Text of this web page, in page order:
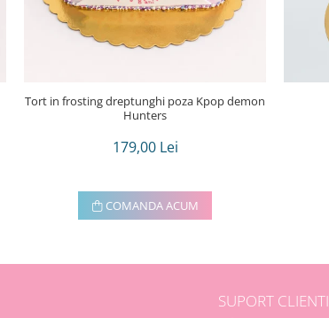
Tort in frosting dreptunghi poza Kpop demon
Hunters
179,00 Lei
COMANDA ACUM
SUPORT CLIENTI